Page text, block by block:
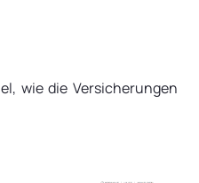
wie die Versicherungen